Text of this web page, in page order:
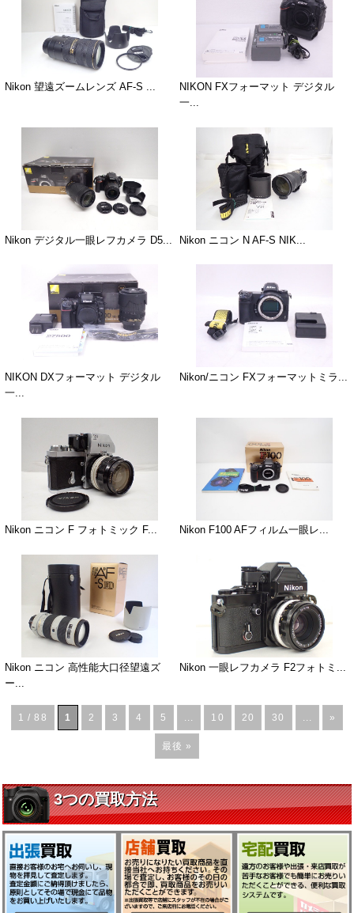
Nikon 望遠ズームレンズ AF-S ...
NIKON FXフォーマット デジタル
一...
Nikon デジタル一眼レフカメラ D5... Nikon ニコン N AF-S NIK...
NIKON DXフォーマット デジタル
一...
Nikon/ニコン FXフォーマットミラ...
Nikon ニコン F フォトミック F... Nikon F100 AFフィルム一眼レ...
Nikon ニコン 高性能大口径望遠ズ
ー...
Nikon 一眼レフカメラ F2フォトミ...
1 / 88 1 2 3 4 5 ... 10 20 30 ... »
最後 »